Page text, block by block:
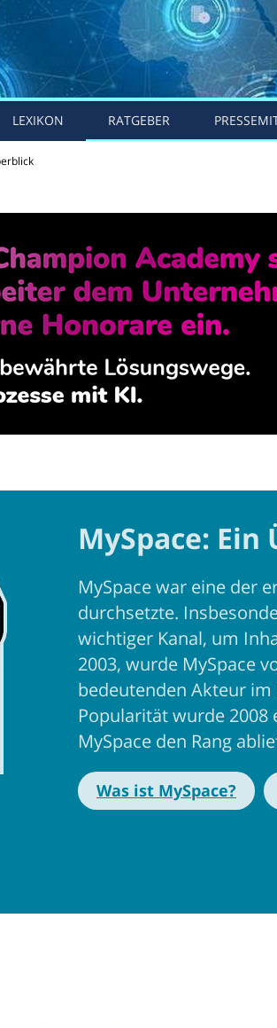
LEXIKON RATGEBER
MySpace:
MySpace war eine der
durchsetzte.
wichtiger Kanal, um
2003, wurde MySpace
bedeutenden Akteur
Popularität wurde
MySpace den Rang
Was ist MySpace?